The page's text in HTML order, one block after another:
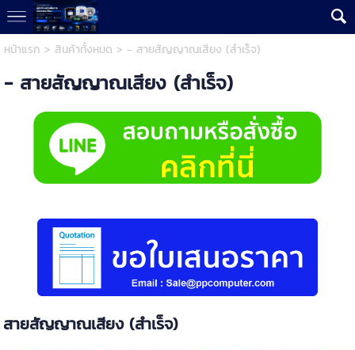
หน้าแรก > สินค้าทั้งหมด > - สายสัญญาณเสียง (สำเร็จ)
- สายสัญญาณเสียง (สำเร็จ)
สายสัญญาณเสียง (สำเร็จ)